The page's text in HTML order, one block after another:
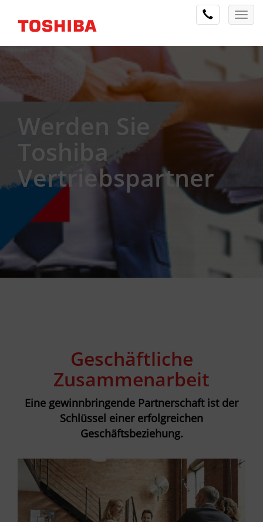
Werden Sie
Toshiba
Vertriebspartner
Geschäftliche
Zusammenarbeit
Eine gewinnbringende Partnerschaft ist der
Schlüssel einer erfolgreichen
Geschäftsbeziehung.